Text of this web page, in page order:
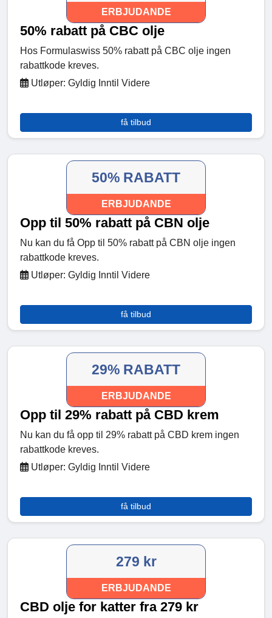
ERBJUDANDE
50% rabatt på CBC olje
Hos Formulaswiss 50% rabatt på CBC olje ingen
rabattkode kreves.
Utløper: Gyldig Inntil Videre
få tilbud
50% RABATT
ERBJUDANDE
Opp til 50% rabatt på CBN olje
Nu kan du få Opp til 50% rabatt på CBN olje ingen
rabattkode kreves.
Utløper: Gyldig Inntil Videre
få tilbud
29% RABATT
ERBJUDANDE
Opp til 29% rabatt på CBD krem
Nu kan du få opp til 29% rabatt på CBD krem ingen
rabattkode kreves.
Utløper: Gyldig Inntil Videre
få tilbud
279 kr
ERBJUDANDE
CBD olje for katter fra 279 kr